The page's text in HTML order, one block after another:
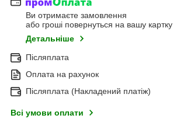
Ви отримаєте замовлення
або гроші повернуться на вашу картку
Детальніше
Післяплата
Оплата на рахунок
Післяплата (Накладений платіж)
Всі умови оплати